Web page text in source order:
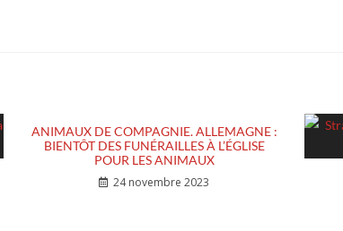
ANIMAUX DE COMPAGNIE. ALLEMAGNE :
BIENTÔT DES FUNÉRAILLES À L’ÉGLISE
POUR LES ANIMAUX
24 novembre 2023